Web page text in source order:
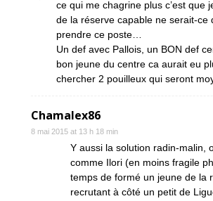
ce qui me chagrine plus c’est que
de la réserve capable ne serait-ce
prendre ce poste…
Un def avec Pallois, un BON def
bon jeune du centre ca aurait eu
chercher 2 pouilleux qui seront
Chamalex86
8 mai 2015 at 13 h 18 min
Y aussi la solution radin-malin,
comme Ilori (en moins fragile
temps de formé un jeune de la
recrutant à côté un petit de